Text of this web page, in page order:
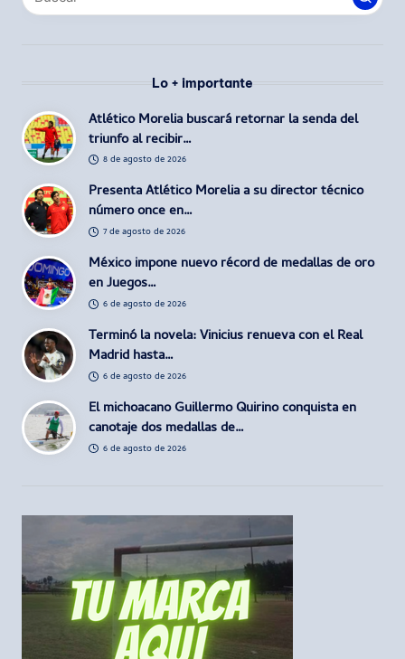
Lo + importante
Atlético Morelia buscará retornar la senda del
triunfo al recibir…
8 de agosto de 2026
Presenta Atlético Morelia a su director técnico
número once en…
7 de agosto de 2026
México impone nuevo récord de medallas de oro
en Juegos…
6 de agosto de 2026
Terminó la novela: Vinicius renueva con el Real
Madrid hasta…
6 de agosto de 2026
El michoacano Guillermo Quirino conquista en
canotaje dos medallas de…
6 de agosto de 2026